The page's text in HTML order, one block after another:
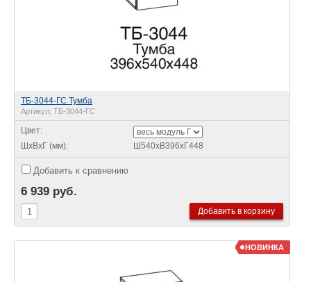
ТБ-3044-ГС Тумба
Артикул: ТБ-3044-ГС
Цвет:
ШхВхГ (мм):
Ш540хВ396хГ448
Добавить к сравнению
6 939 руб.
НОВИНКА